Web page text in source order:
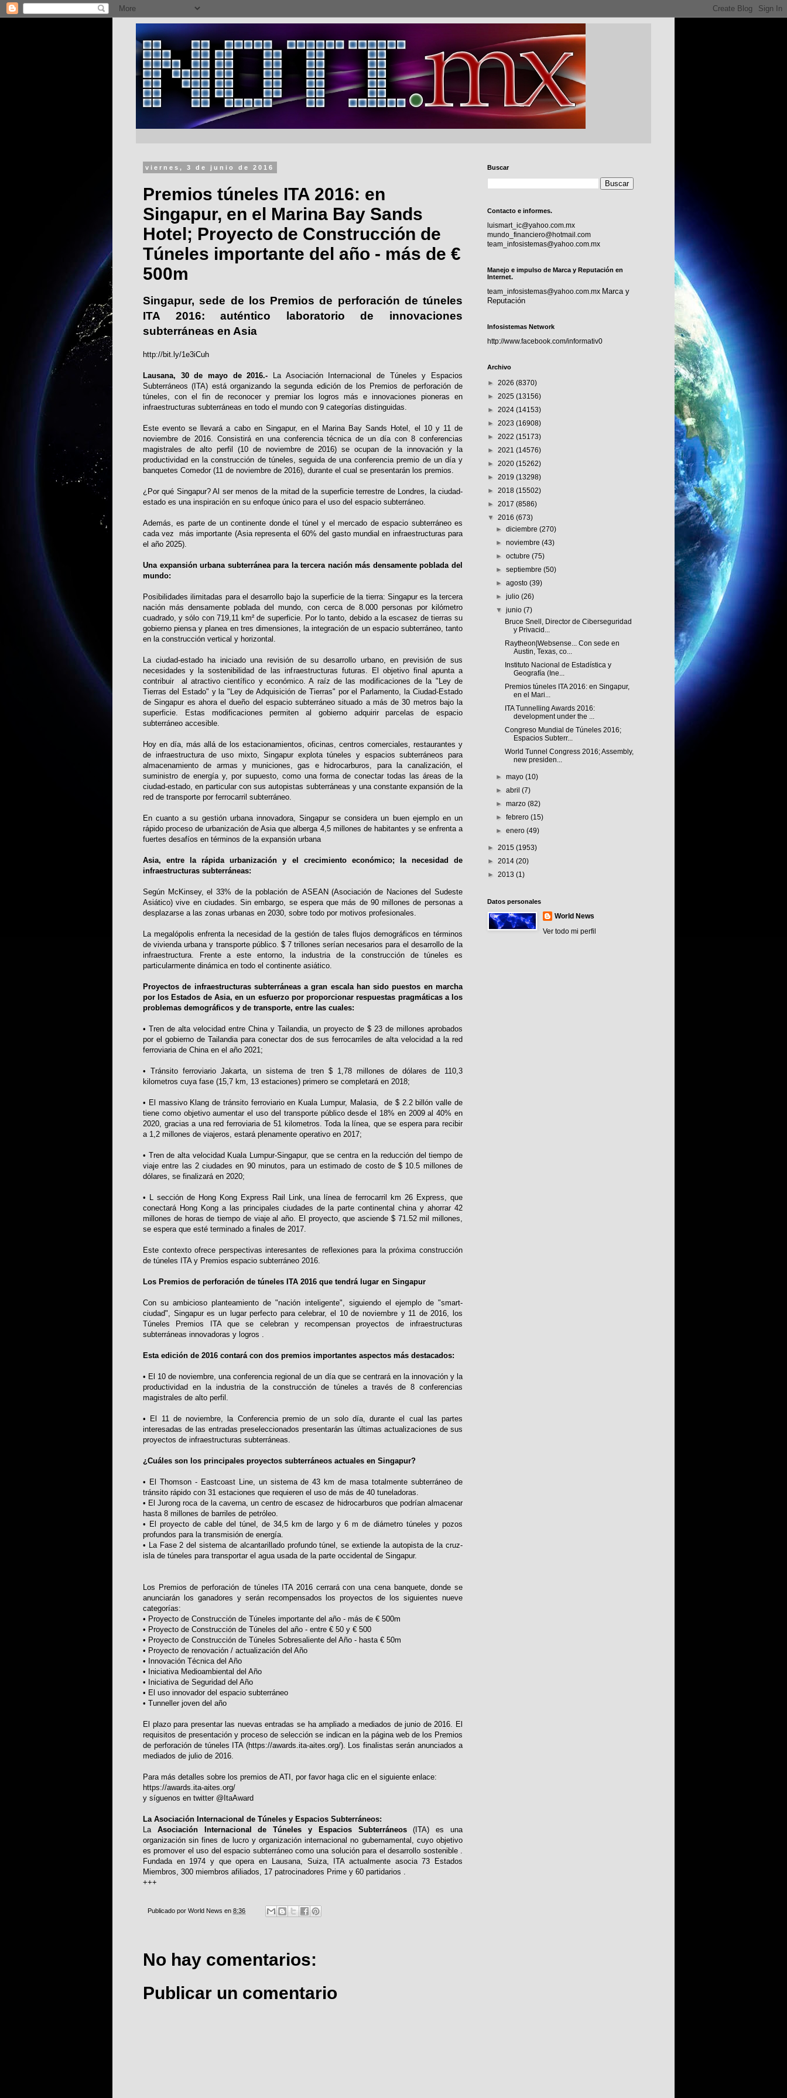
viernes, 3 de junio de 2016
Premios túneles ITA 2016: en
Singapur, en el Marina Bay Sands
Hotel; Proyecto de Construcción de
Túneles importante del año - más de €
500m
Singapur, sede de los Premios de perforación de túneles
ITA 2016: auténtico laboratorio de innovaciones
subterráneas en Asia
http://bit.ly/1e3iCuh
Lausana, 30 de mayo de 2016.- La Asociación Internacional de Túneles y Espacios
Subterráneos (ITA) está organizando la segunda edición de los Premios de perforación de
túneles, con el fin de reconocer y premiar los logros más e innovaciones pioneras en
infraestructuras subterráneas en todo el mundo con 9 categorías distinguidas.
Este evento se llevará a cabo en Singapur, en el Marina Bay Sands Hotel, el 10 y 11 de
noviembre de 2016. Consistirá en una conferencia técnica de un día con 8 conferencias
magistrales de alto perfil (10 de noviembre de 2016) se ocupan de la innovación y la
productividad en la construcción de túneles, seguida de una conferencia premio de un día y
banquetes Comedor (11 de noviembre de 2016), durante el cual se presentarán los premios.
¿Por qué Singapur? Al ser menos de la mitad de la superficie terrestre de Londres, la ciudad-
estado es una inspiración en su enfoque único para el uso del espacio subterráneo.
Además, es parte de un continente donde el túnel y el mercado de espacio subterráneo es
cada vez más importante (Asia representa el 60% del gasto mundial en infraestructuras para
el año 2025).
Una expansión urbana subterránea para la tercera nación más densamente poblada del
mundo:
Posibilidades ilimitadas para el desarrollo bajo la superficie de la tierra: Singapur es la tercera
nación más densamente poblada del mundo, con cerca de 8.000 personas por kilómetro
cuadrado, y sólo con 719,11 km² de superficie. Por lo tanto, debido a la escasez de tierras su
gobierno piensa y planea en tres dimensiones, la integración de un espacio subterráneo, tanto
en la construcción vertical y horizontal.
La ciudad-estado ha iniciado una revisión de su desarrollo urbano, en previsión de sus
necesidades y la sostenibilidad de las infraestructuras futuras. El objetivo final apunta a
contribuir al atractivo científico y económico. A raíz de las modificaciones de la "Ley de
Tierras del Estado" y la "Ley de Adquisición de Tierras" por el Parlamento, la Ciudad-Estado
de Singapur es ahora el dueño del espacio subterráneo situado a más de 30 metros bajo la
superficie. Estas modificaciones permiten al gobierno adquirir parcelas de espacio
subterráneo accesible.
Hoy en día, más allá de los estacionamientos, oficinas, centros comerciales, restaurantes y
de infraestructura de uso mixto, Singapur explota túneles y espacios subterráneos para
almacenamiento de armas y municiones, gas e hidrocarburos, para la canalización, el
suministro de energía y, por supuesto, como una forma de conectar todas las áreas de la
ciudad-estado, en particular con sus autopistas subterráneas y una constante expansión de la
red de transporte por ferrocarril subterráneo.
En cuanto a su gestión urbana innovadora, Singapur se considera un buen ejemplo en un
rápido proceso de urbanización de Asia que alberga 4,5 millones de habitantes y se enfrenta a
fuertes desafíos en términos de la expansión urbana
Asia, entre la rápida urbanización y el crecimiento económico; la necesidad de
infraestructuras subterráneas:
Según McKinsey, el 33% de la población de ASEAN (Asociación de Naciones del Sudeste
Asiático) vive en ciudades. Sin embargo, se espera que más de 90 millones de personas a
desplazarse a las zonas urbanas en 2030, sobre todo por motivos profesionales.
La megalópolis enfrenta la necesidad de la gestión de tales flujos demográficos en términos
de vivienda urbana y transporte público. $ 7 trillones serían necesarios para el desarrollo de la
infraestructura. Frente a este entorno, la industria de la construcción de túneles es
particularmente dinámica en todo el continente asiático.
Proyectos de infraestructuras subterráneas a gran escala han sido puestos en marcha
por los Estados de Asia, en un esfuerzo por proporcionar respuestas pragmáticas a los
problemas demográficos y de transporte, entre las cuales:
• Tren de alta velocidad entre China y Tailandia, un proyecto de $ 23 de millones aprobados
por el gobierno de Tailandia para conectar dos de sus ferrocarriles de alta velocidad a la red
ferroviaria de China en el año 2021;
• Tránsito ferroviario Jakarta, un sistema de tren $ 1,78 millones de dólares de 110,3
kilometros cuya fase (15,7 km, 13 estaciones) primero se completará en 2018;
• El massivo Klang de tránsito ferroviario en Kuala Lumpur, Malasia, de $ 2.2 billón valle de
tiene como objetivo aumentar el uso del transporte público desde el 18% en 2009 al 40% en
2020, gracias a una red ferroviaria de 51 kilometros. Toda la línea, que se espera para recibir
a 1,2 millones de viajeros, estará plenamente operativo en 2017;
• Tren de alta velocidad Kuala Lumpur-Singapur, que se centra en la reducción del tiempo de
viaje entre las 2 ciudades en 90 minutos, para un estimado de costo de $ 10.5 millones de
dólares, se finalizará en 2020;
• L sección de Hong Kong Express Rail Link, una línea de ferrocarril km 26 Express, que
conectará Hong Kong a las principales ciudades de la parte continental china y ahorrar 42
millones de horas de tiempo de viaje al año. El proyecto, que asciende $ 71.52 mil millones,
se espera que esté terminado a finales de 2017.
Este contexto ofrece perspectivas interesantes de reflexiones para la próxima construcción
de túneles ITA y Premios espacio subterráneo 2016.
Los Premios de perforación de túneles ITA 2016 que tendrá lugar en Singapur
Con su ambicioso planteamiento de "nación inteligente", siguiendo el ejemplo de "smart-
ciudad", Singapur es un lugar perfecto para celebrar, el 10 de noviembre y 11 de 2016, los
Túneles Premios ITA que se celebran y recompensan proyectos de infraestructuras
subterráneas innovadoras y logros .
Esta edición de 2016 contará con dos premios importantes aspectos más destacados:
• El 10 de noviembre, una conferencia regional de un día que se centrará en la innovación y la
productividad en la industria de la construcción de túneles a través de 8 conferencias
magistrales de alto perfil.
• El 11 de noviembre, la Conferencia premio de un solo día, durante el cual las partes
interesadas de las entradas preseleccionados presentarán las últimas actualizaciones de sus
proyectos de infraestructuras subterráneas.
¿Cuáles son los principales proyectos subterráneos actuales en Singapur?
• El Thomson - Eastcoast Line, un sistema de 43 km de masa totalmente subterráneo de
tránsito rápido con 31 estaciones que requieren el uso de más de 40 tuneladoras.
• El Jurong roca de la caverna, un centro de escasez de hidrocarburos que podrían almacenar
hasta 8 millones de barriles de petróleo.
• El proyecto de cable del túnel, de 34,5 km de largo y 6 m de diámetro túneles y pozos
profundos para la transmisión de energía.
• La Fase 2 del sistema de alcantarillado profundo túnel, se extiende la autopista de la cruz-
isla de túneles para transportar el agua usada de la parte occidental de Singapur.
Los Premios de perforación de túneles ITA 2016 cerrará con una cena banquete, donde se
anunciarán los ganadores y serán recompensados ​​los proyectos de los siguientes nueve
categorías:
• Proyecto de Construcción de Túneles importante del año - más de € 500m
• Proyecto de Construcción de Túneles del año - entre € 50 y € 500
• Proyecto de Construcción de Túneles Sobresaliente del Año - hasta € 50m
• Proyecto de renovación / actualización del Año
• Innovación Técnica del Año
• Iniciativa Medioambiental del Año
• Iniciativa de Seguridad del Año
• El uso innovador del espacio subterráneo
• Tunneller joven del año
El plazo para presentar las nuevas entradas se ha ampliado a mediados de junio de 2016. El
requisitos de presentación y proceso de selección se indican en la página web de los Premios
de perforación de túneles ITA (https://awards.ita-aites.org/). Los finalistas serán anunciados a
mediados de julio de 2016.
Para más detalles sobre los premios de ATI, por favor haga clic en el siguiente enlace:
https://awards.ita-aites.org/
y síguenos en twitter @ItaAward
La Asociación Internacional de Túneles y Espacios Subterráneos:
La Asociación Internacional de Túneles y Espacios Subterráneos(ITA) es una
organización sin fines de lucro y organización internacional no gubernamental, cuyo objetivo
es promover el uso del espacio subterráneo como una solución para el desarrollo sostenible .
Fundada en 1974 y que opera en Lausana, Suiza, ITA actualmente asocia 73 Estados
Miembros, 300 miembros afiliados, 17 patrocinadores Prime y 60 partidarios .
+++
Publicado por World News en 8:36
No hay comentarios:
Publicar un comentario
Buscar
Contacto e informes.
luismart_ic@yahoo.com.mx
mundo_financiero@hotmail.com
team_infosistemas@yahoo.com.mx
Manejo e impulso de Marca y Reputación en
Internet.
team_infosistemas@yahoo.com.mx Marca y
Reputación
Infosistemas Network
http://www.facebook.com/informativ0
Archivo
► 2026 (8370)
► 2025 (13156)
► 2024 (14153)
► 2023 (16908)
► 2022 (15173)
► 2021 (14576)
► 2020 (15262)
► 2019 (13298)
► 2018 (15502)
► 2017 (8586)
▼ 2016 (673)
►diciembre(270)
►noviembre(43)
►octubre(75)
►septiembre(50)
►agosto(39)
►julio(26)
▼junio(7)
Bruce Snell, Director de Ciberseguridad
y Privacid...
Raytheon|Websense... Con sede en
Austin, Texas, co...
Instituto Nacional de Estadística y
Geografía (Ine...
Premios túneles ITA 2016: en Singapur,
en el Mari...
ITA Tunnelling Awards 2016:
development under the ...
Congreso Mundial de Túneles 2016;
Espacios Subterr...
World Tunnel Congress 2016; Assembly,
new presiden...
►mayo(10)
►abril(7)
►marzo(82)
►febrero(15)
►enero(49)
► 2015 (1953)
► 2014 (20)
► 2013 (1)
Datos personales
World News
Ver todo mi perfil